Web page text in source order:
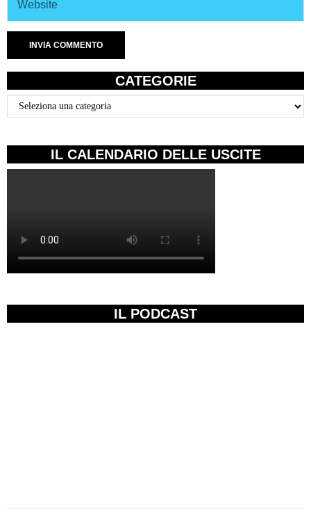
CATEGORIE
Categorie
IL CALENDARIO DELLE USCITE
IL PODCAST